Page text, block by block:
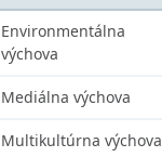
Environmentálna
výchova
Mediálna výchova
Multikultúrna výchova